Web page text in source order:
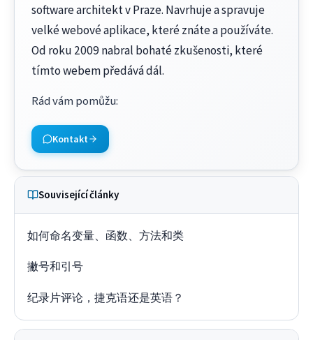
software architekt v Praze. Navrhuje a spravuje
velké webové aplikace, které znáte a používáte.
Od roku 2009 nabral bohaté zkušenosti, které
tímto webem předává dál.
Rád vám pomůžu:
Kontakt
Související články
如何命名变量、函数、方法和类
撇号和引号
纪录片评论，捷克语还是英语？